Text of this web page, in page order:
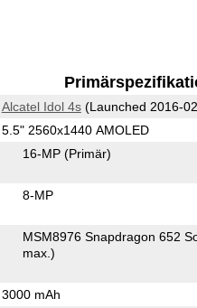
Alcatel Idol 4s(Launched 2016-
5.5" 2560x1440 AMOLED
16-MP (Primär)
8-MP
MSM8976 Snapdragon 652
max.)
3000 mAh